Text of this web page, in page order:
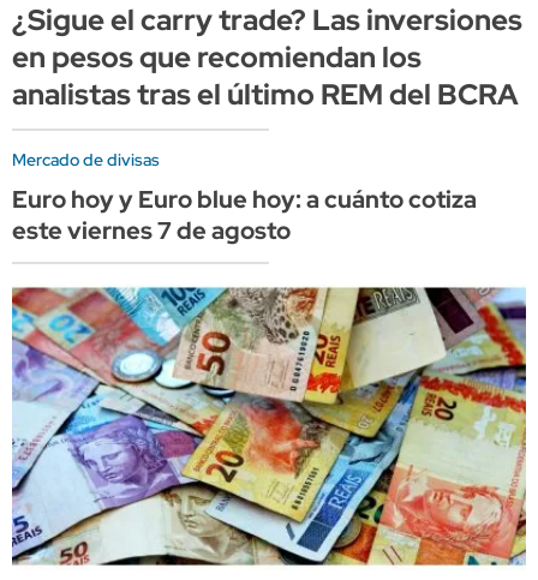
¿Sigue el carry trade? Las inversiones
en pesos que recomiendan los
analistas tras el último REM del BCRA
Mercado de divisas
Euro hoy y Euro blue hoy: a cuánto cotiza
este viernes 7 de agosto